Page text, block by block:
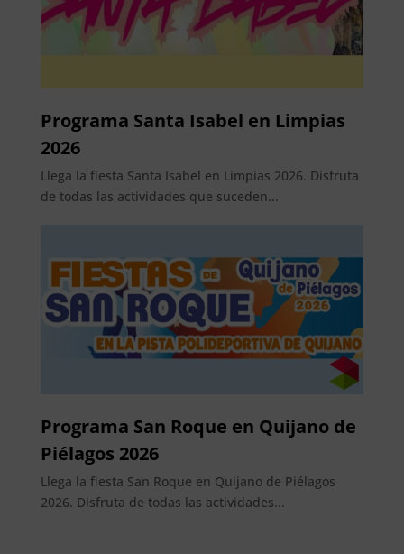
Programa Santa Isabel en Limpias
2026
Llega la fiesta Santa Isabel en Limpias 2026. Disfruta
de todas las actividades que suceden...
Programa San Roque en Quijano de
Piélagos 2026
Llega la fiesta San Roque en Quijano de Piélagos
2026. Disfruta de todas las actividades...